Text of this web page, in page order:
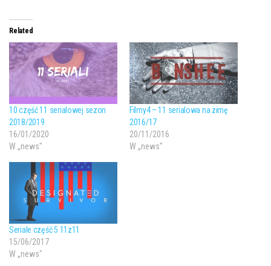
Related
10 część 11 serialowej sezon
2018/2019
16/01/2020
W „news"
Filmy4 – 11 serialowa na zimę
2016/17
20/11/2016
W „news"
Seriale część 5 11z11
15/06/2017
W „news"